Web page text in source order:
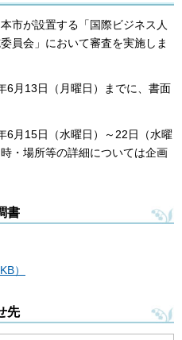
市が設置する「国際ビジネス人
員会」において審査を実施しま
6月13日（月曜日）までに、書面
6月15日（水曜日）～22日（水曜
・場所等の詳細については企画
書
）
先